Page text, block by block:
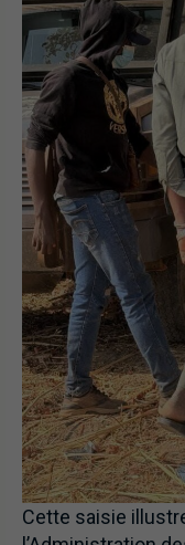
Cette saisie